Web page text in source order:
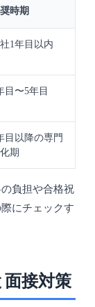
時期
1年目以内
目〜5年目
目以降の専門
期
負担や合格祝
にチェックす
接対策